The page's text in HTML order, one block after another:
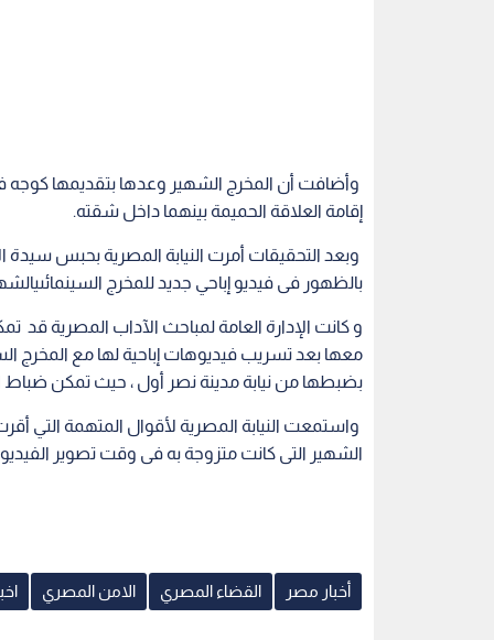
وأضافت أن المخرج الشهير وعدها بتقديمها كوجه
إقامة العلاقة الحميمة بينهما داخل شقته.
بالظهور فى فيديو إباحي جديد للمخرج
و كانت الإدارة العامة لمباحث الآداب المصرية
معها بعد تسريب فيديوهات إباحية لها مع المخرج
بضبطها من نيابة مدينة نصر أول ، حيث تمكن ضباط
واستمعت النيابة المصرية لأقوال المتهمة التي
الشهير التى كانت متزوجة به فى وقت تصوير الفيديو
أخبار مصر القضاء المصري الامن المصري